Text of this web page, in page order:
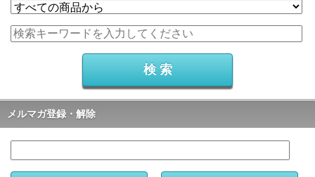
メルマガ登録・解除